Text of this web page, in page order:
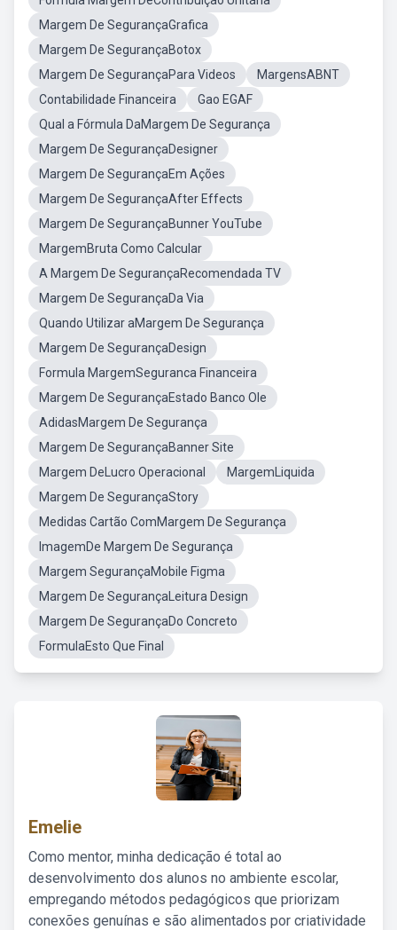
Margem De SegurançaGrafica
Margem De SegurançaBotox
Margem De SegurançaPara Videos
MargensABNT
Contabilidade Financeira
Gao EGAF
Qual a Fórmula DaMargem De Segurança
Margem De SegurançaDesigner
Margem De SegurançaEm Ações
Margem De SegurançaAfter Effects
Margem De SegurançaBunner YouTube
MargemBruta Como Calcular
A Margem De SegurançaRecomendada TV
Margem De SegurançaDa Via
Quando Utilizar aMargem De Segurança
Margem De SegurançaDesign
Formula MargemSeguranca Financeira
Margem De SegurançaEstado Banco Ole
AdidasMargem De Segurança
Margem De SegurançaBanner Site
Margem DeLucro Operacional
MargemLiquida
Margem De SegurançaStory
Medidas Cartão ComMargem De Segurança
ImagemDe Margem De Segurança
Margem SegurançaMobile Figma
Margem De SegurançaLeitura Design
Margem De SegurançaDo Concreto
FormulaEsto Que Final
Emelie
Como mentor, minha dedicação é total ao
desenvolvimento dos alunos no ambiente escolar,
empregando métodos pedagógicos que priorizam
conexões genuínas e são alimentados por criatividade